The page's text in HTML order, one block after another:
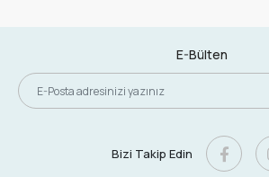
E-Bülten
Bizi Takip Edin